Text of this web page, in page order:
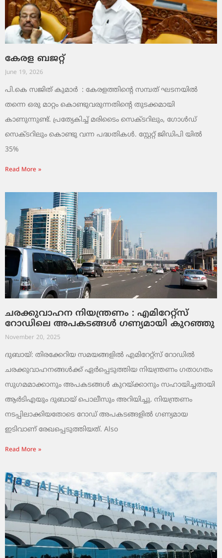
കേരള ബജറ്റ്
June 19, 2026
പി.കെ സജിത് കുമാര്‍ : കേരളത്തിന്റെ സമ്പത് ഘടനയിൽ
തന്നെ ഒരു മാറ്റം കൊണ്ടുവരുന്നതിന്റെ തുടക്കമായി
കാണുന്നുണ്ട്. പ്രത്യേകിച്ച് മരിടൈം സെക്ടറിലും, ഗോൾഡ്
സെക്ടറിലും കൊണ്ടു വന്ന പദ്ധതികൾ. സ്റ്റേറ്റ് ജിഡിപി യിൽ
35%
Read More »
ചരക്കുവാഹന നിയന്ത്രണം : എമിറേറ്റ്സ്
റോഡിലെ അപകടങ്ങൾ ഗണ്യമായി കുറഞ്ഞു
November 20, 2025
ദുബായ്: തിരക്കേറിയ സമയങ്ങളിൽ എമിറേറ്റ്സ് റോഡിൽ
ചരക്കുവാഹനങ്ങൾക്ക് ഏർപ്പെടുത്തിയ നിയന്ത്രണം ഗതാഗതം
സുഗമമാക്കാനും അപകടങ്ങൾ കുറയ്ക്കാനും സഹായിച്ചതായി
ആർടിഎയും ദുബായ് പൊലീസും അറിയിച്ചു. നിയന്ത്രണം
നടപ്പിലാക്കിയതോടെ റോഡ് അപകടങ്ങളിൽ ഗണ്യമായ
ഇടിവാണ് രേഖപ്പെടുത്തിയത്. Also
Read More »